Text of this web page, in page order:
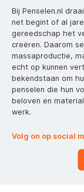
Bij Penselen.nl
net begint of al
gereedschap het
creëren. Daarom
massaproductie,
echt op kunnen
bekendstaan om
penselen die hun
beloven en
werk.
Volg on op social